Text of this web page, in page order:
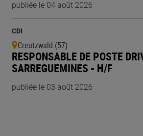
publiée le 04 août 2026
CDI
Creutzwald (57)
RESPONSABLE DE POSTE
SARREGUEMINES - H/F
publiée le 03 août 2026